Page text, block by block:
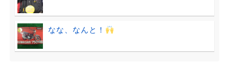
なな、なんと！